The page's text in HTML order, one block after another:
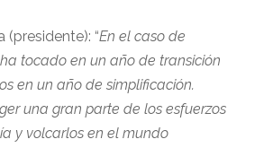
(presidente): “En el caso de
tocado en un año de transición
en un año de simplificación.
una gran parte de los esfuerzos
y volcarlos en el mundo